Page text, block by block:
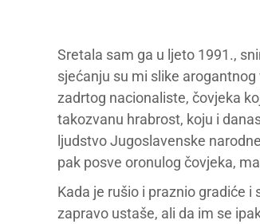
Sretala sam ga u ljeto 1991.,
sjećanju su mi slike
zadrtog nacionaliste, čovjeka
takozvanu hrabrost, koju i
ljudstvo Jugoslavenske
pak posve oronulog čovjeka,
Kada je rušio i praznio gradiće
zapravo ustaše, ali da im se